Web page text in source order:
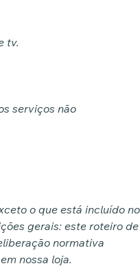
tv.
serviços não
o que está incluído no
gerais: este roteiro de
normativa
nossa loja.